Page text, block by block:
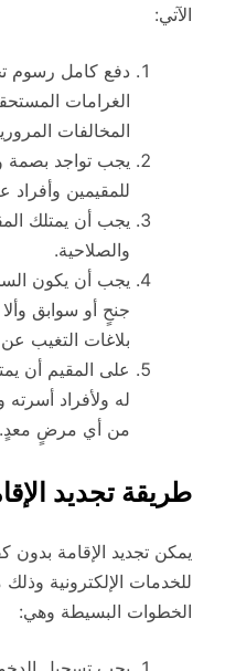
الآتي:
دفع كامل رسوم
الغرامات
المخالفات
يجب تواجد بصمة
للمقيمين وأفراد
يجب أن يمتلك
والصلاحية.
يجب أن يكون
جنحٍ أو سوابق
بلاغات التغيب
على المقيم أن
له ولأفراد أسرته
من أي مرضٍ معدٍ.
طريقة تجديد
يمكن تجديد الإقامة
للخدمات الإلكترونية
الخطوات البسيطة وهي: